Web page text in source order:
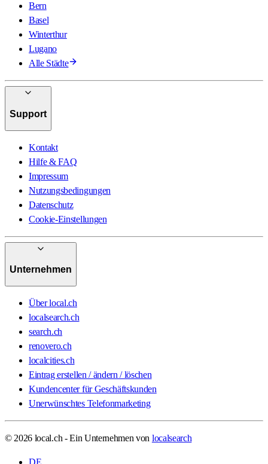
Bern
Basel
Winterthur
Lugano
Alle Städte
Support
Kontakt
Hilfe & FAQ
Impressum
Nutzungsbedingungen
Datenschutz
Cookie-Einstellungen
Unternehmen
Über local.ch
localsearch.ch
search.ch
renovero.ch
localcities.ch
Eintrag erstellen / ändern / löschen
Kundencenter für Geschäftskunden
Unerwünschtes Telefonmarketing
© 2026 local.ch - Ein Unternehmen von localsearch
DE